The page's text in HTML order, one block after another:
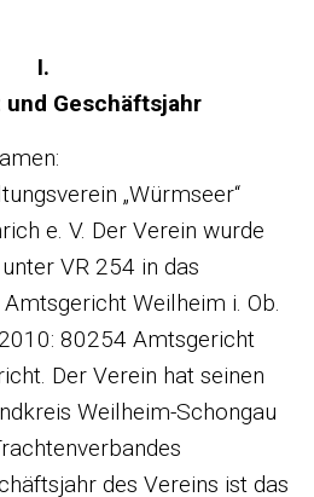
I.
und Geschäftsjahr
„Würmseer“
e. V. Der Verein wurde
VR 254 in das
Weilheim i. Ob.
80254 Amtsgericht
Der Verein hat seinen
Weilheim-Schongau
des Vereins ist das